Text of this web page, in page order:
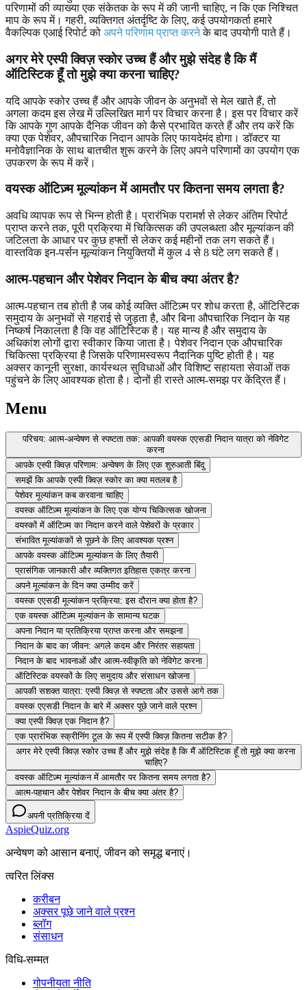
परिणामों की व्याख्या एक संकेतक के रूप में की जानी चाहिए, न कि एक निश्चित
माप के रूप में। गहरी, व्यक्तिगत अंतर्दृष्टि के लिए, कई उपयोगकर्ता हमारे
वैकल्पिक एआई रिपोर्ट को अपने परिणाम प्राप्त करनेके बाद उपयोगी पाते हैं।
अगर मेरे एस्पी क्विज़ स्कोर उच्च हैं और मुझे संदेह है कि मैं
ऑटिस्टिक हूँ तो मुझे क्या करना चाहिए?
यदि आपके स्कोर उच्च हैं और आपके जीवन के अनुभवों से मेल खाते हैं, तो
अगला कदम इस लेख में उल्लिखित मार्ग पर विचार करना है। इस पर विचार करें
कि आपके गुण आपके दैनिक जीवन को कैसे प्रभावित करते हैं और तय करें कि
क्या एक पेशेवर, औपचारिक निदान आपके लिए फायदेमंद होगा। डॉक्टर या
मनोवैज्ञानिक के साथ बातचीत शुरू करने के लिए अपने परिणामों का उपयोग एक
उपकरण के रूप में करें।
वयस्क ऑटिज़्म मूल्यांकन में आमतौर पर कितना समय लगता है?
अवधि व्यापक रूप से भिन्न होती है। प्रारंभिक परामर्श से लेकर अंतिम रिपोर्ट
प्राप्त करने तक, पूरी प्रक्रिया में चिकित्सक की उपलब्धता और मूल्यांकन की
जटिलता के आधार पर कुछ हफ्तों से लेकर कई महीनों तक लग सकते हैं।
वास्तविक इन-पर्सन मूल्यांकन नियुक्तियों में कुल 4 से 8 घंटे लग सकते हैं।
आत्म-पहचान और पेशेवर निदान के बीच क्या अंतर है?
आत्म-पहचान तब होती है जब कोई व्यक्ति ऑटिज़्म पर शोध करता है, ऑटिस्टिक
समुदाय के अनुभवों से गहराई से जुड़ता है, और बिना औपचारिक निदान के यह
निष्कर्ष निकालता है कि वह ऑटिस्टिक है। यह मान्य है और समुदाय के
अधिकांश लोगों द्वारा स्वीकार किया जाता है। पेशेवर निदान एक औपचारिक
चिकित्सा प्रक्रिया है जिसके परिणामस्वरूप नैदानिक ​​पुष्टि होती है। यह
अक्सर कानूनी सुरक्षा, कार्यस्थल सुविधाओं और विशिष्ट सहायता सेवाओं तक
पहुंचने के लिए आवश्यक होता है। दोनों ही रास्ते आत्म-समझ पर केंद्रित हैं।
Menu
परिचय: आत्म-अन्वेषण से स्पष्टता तक: आपकी वयस्क एएसडी निदान यात्रा को नेविगेट
करना
आपके एस्पी क्विज़ परिणाम: अन्वेषण के लिए एक शुरुआती बिंदु
समझें कि आपके एस्पी क्विज़ स्कोर का क्या मतलब है
पेशेवर मूल्यांकन कब करवाना चाहिए
वयस्क ऑटिज़्म मूल्यांकन के लिए एक योग्य चिकित्सक खोजना
वयस्कों में ऑटिज़्म का निदान करने वाले पेशेवरों के प्रकार
संभावित मूल्यांककों से पूछने के लिए आवश्यक प्रश्न
आपके वयस्क ऑटिज़्म मूल्यांकन के लिए तैयारी
प्रासंगिक जानकारी और व्यक्तिगत इतिहास एकत्र करना
अपने मूल्यांकन के दिन क्या उम्मीद करें
वयस्क एएसडी मूल्यांकन प्रक्रिया: इस दौरान क्या होता है?
एक वयस्क ऑटिज़्म मूल्यांकन के सामान्य घटक
अपना निदान या प्रतिक्रिया प्राप्त करना और समझना
निदान के बाद का जीवन: अगले कदम और निरंतर सहायता
निदान के बाद भावनाओं और आत्म-स्वीकृति को नेविगेट करना
ऑटिस्टिक वयस्कों के लिए समुदाय और संसाधन खोजना
आपकी सशक्त यात्रा: एस्पी क्विज़ से स्पष्टता और उससे आगे तक
वयस्क एएसडी निदान के बारे में अक्सर पूछे जाने वाले प्रश्न
क्या एस्पी क्विज़ एक निदान है?
एक प्रारंभिक स्क्रीनिंग टूल के रूप में एस्पी क्विज़ कितना सटीक है?
अगर मेरे एस्पी क्विज़ स्कोर उच्च हैं और मुझे संदेह है कि मैं ऑटिस्टिक हूँ तो मुझे क्या करना
चाहिए?
वयस्क ऑटिज़्म मूल्यांकन में आमतौर पर कितना समय लगता है?
आत्म-पहचान और पेशेवर निदान के बीच क्या अंतर है?
अपनी प्रतिक्रिया दें
AspieQuiz.org
अन्वेषण को आसान बनाएं, जीवन को समृद्ध बनाएं।
त्वरित लिंक्स
करीबन
अक्सर पूछे जाने वाले प्रश्न
ब्लॉग
संसाधन
विधि-सम्‍मत
गोपनीयता नीति